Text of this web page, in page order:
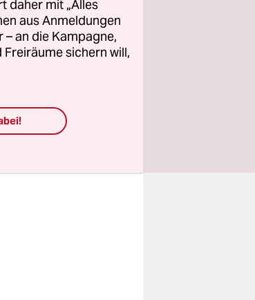
daher mit „Alles
aus Anmeldungen
– an die Kampagne,
sichern will,